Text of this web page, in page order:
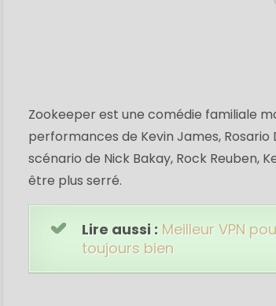
Zookeeper est une comédie familiale
performances de Kevin James,
scénario de Nick Bakay, Rock Reuben,
être plus serré.
Lire aussi : Meilleur VPN
toujours bien